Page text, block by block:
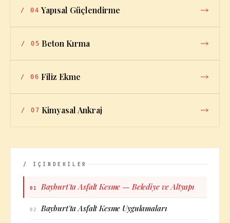
/ 04 Yapısal Güçlendirme
/ 05 Beton Kırma
/ 06 Filiz Ekme
/ 07 Kimyasal Ankraj
/ İÇİNDEKİLER
01 Bayburt'ta Asfalt Kesme — Belediye ve Altyapı
02 Bayburt'ta Asfalt Kesme Uygulamaları